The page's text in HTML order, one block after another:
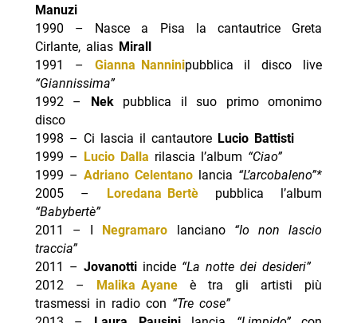
Manuzi
1990 – Nasce a Pisa la cantautrice Greta
Cirlante, alias Mirall
1991 – Gianna Nanninipubblica il disco live
“Giannissima”
1992 – Nekpubblica il suo primo omonimo
disco
1998 – Ci lascia il cantautore Lucio Battisti
1999 – Lucio Dalla rilascia l’album “Ciao”
1999 – Adriano Celentanolancia “L’arcobaleno”*
2005 – Loredana Bertèpubblica l’album
“Babybertè”
2011 – I Negramaro lanciano“Io non lascio
traccia”
2011 – Jovanottiincide “La notte dei desideri”
2012 – Malika Ayaneè tra gli artisti più
trasmessi in radio con “Tre cose”